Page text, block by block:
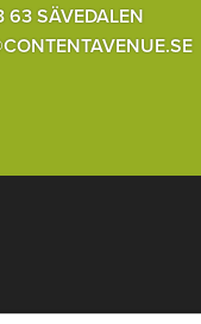
63 SÄVEDALEN